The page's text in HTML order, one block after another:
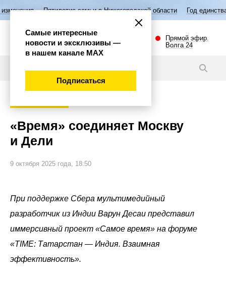
Пятилетие семьи в Нижегородской области Год единства народов
Прямой эфир.
Волга 24
«Время» соединяет Москву
и Дели
9 октября 2025 года, 18:50
При поддержке Сбера мультимедийный
разработчик из Индии Варун Десаи представил
иммерсивный проект «Самое время» на форуме
«TIME: Татарстан — Индия. Взаимная
эффективность».
Самые интересные
новости и эксклюзивы —
в нашем канале МАХ
Подписаться